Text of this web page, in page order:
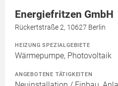
Energiefritzen GmbH
Rückertstraße 2, 10627 Berlin
HEIZUNG SPEZIALGEBIETE
Wärmepumpe, Photovoltaik
ANGEBOTENE TÄTIGKEITEN